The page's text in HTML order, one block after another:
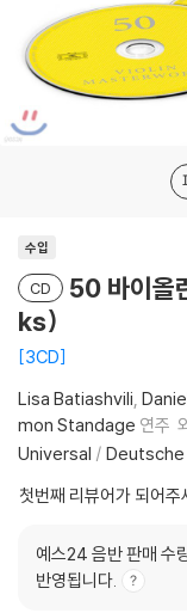
수입
CD
50 바이
ks)
3CD
Lisa Batiashvili
mon Standage 연주
Universal /
첫번째 리뷰어가 되어주
예스24 음반 판매 수
반영됩니다.